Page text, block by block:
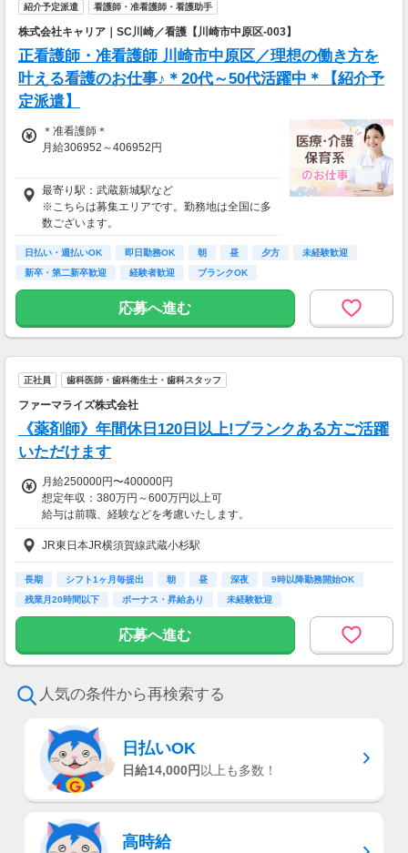
紹介予定派遣 看護師・准看護師・看護助手
株式会社キャリア｜SC川崎／看護【川崎市中原区-003】
正看護師・准看護師 川崎市中原区／理想の働き方を
叶える看護のお仕事♪＊20代～50代活躍中＊【紹介予
定派遣】
＊准看護師＊
月給306952～406952円
＊正看護師＊
月給323107～423107円
最寄り駅：武蔵新城駅など
※こちらは募集エリアです。勤務地は全国に多
数ございます。
日払い・週払いOK 即日勤務OK 朝 昼 夕方
未経験歓迎
新卒・第二新卒歓迎
経験者歓迎 ブランクOK
応募へ進む
正社員 歯科医師・歯科衛生士・歯科スタッフ
ファーマライズ株式会社
《薬剤師》年間休日120日以上!ブランクある方ご活躍
いただけます
月給250000円〜400000円
想定年収：380万円～600万円以上可
給与は前職、経験などを考慮いたします。
【交通費】
一部支給
JR東日本JR横須賀線武蔵小杉駅
長期 シフト1ヶ月毎提出 朝 昼 深夜
9時以降勤務開始OK
残業月20時間以下
ボーナス・昇給あり 未経験歓迎
応募へ進む
人気の条件から再検索する
日払いOK
日給14,000円 以上も多数！
高時給